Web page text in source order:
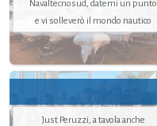
Navaltecnosud, datemi un punto
e vi solleverò il mondo nautico
Just Peruzzi, a tavola anche